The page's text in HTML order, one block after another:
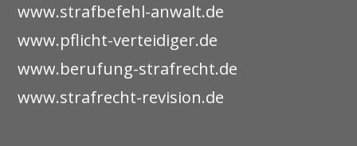
www.strafbefehl-anwalt.de
www.pflicht-verteidiger.de
www.berufung-strafrecht.de
www.strafrecht-revision.de